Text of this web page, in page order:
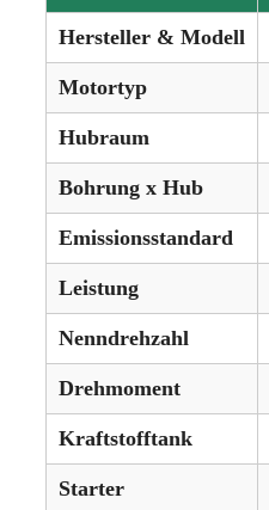
Hersteller & Modell
Motortyp
Hubraum
Bohrung x Hub
Emissionsstandard
Leistung
Nenndrehzahl
Drehmoment
Kraftstofftank
Starter